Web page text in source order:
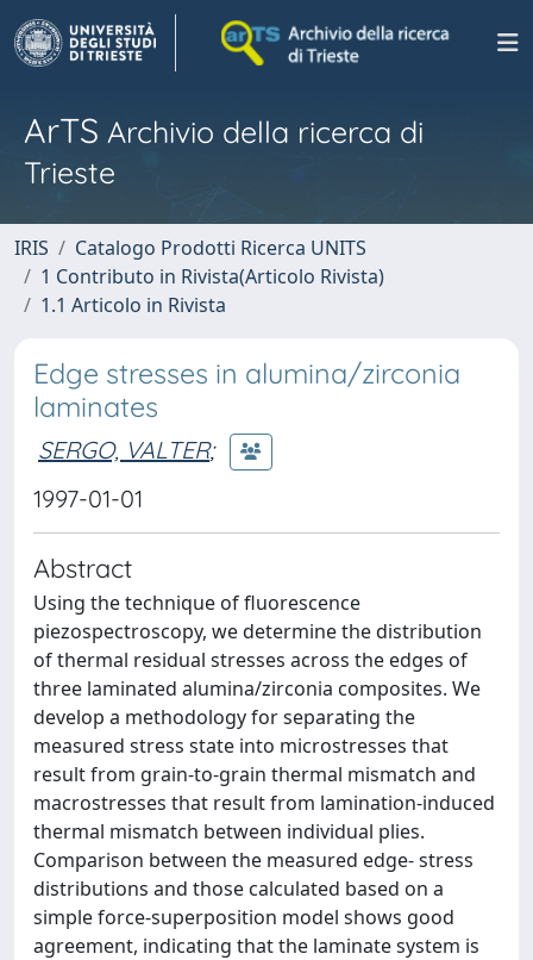
ArTS Archivio della ricerca di
Trieste
IRIS
Catalogo Prodotti Ricerca UNITS
1 Contributo in Rivista(Articolo Rivista)
1.1 Articolo in Rivista
Edge stresses in alumina/zirconia
laminates
SERGO, VALTER;
1997-01-01
Abstract
Using the technique of fluorescence
piezospectroscopy, we determine the distribution
of thermal residual stresses across the edges of
three laminated alumina/zirconia composites. We
develop a methodology for separating the
measured stress state into microstresses that
result from grain-to-grain thermal mismatch and
macrostresses that result from lamination-induced
thermal mismatch between individual plies.
Comparison between the measured edge- stress
distributions and those calculated based on a
simple force-superposition model shows good
agreement, indicating that the laminate system is